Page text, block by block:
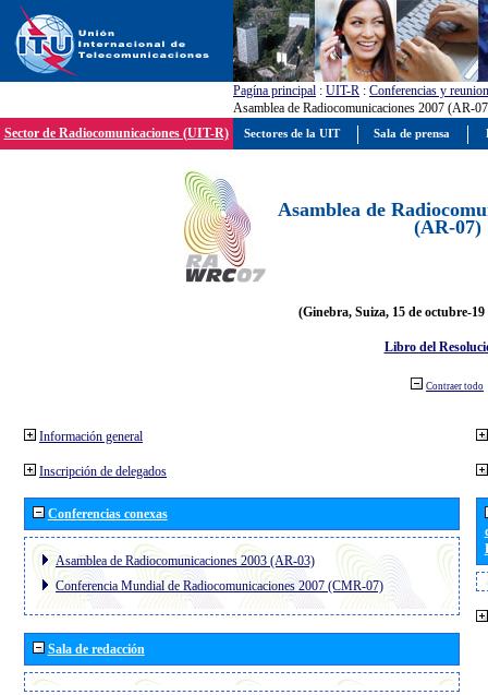
Pagína principal : UIT-R : Conferencias y
Asamblea de Radiocomunicaciones 2007 (AR-
Sector de Radiocomunicaciones (UIT-R)
Asamblea de
(AR-07)
(Ginebra, Suiza, 15 de octubre-19
Libro del
Contraer todo
Información general
Inscripción de delegados
Conferencias conexas
Asamblea de Radiocomunicaciones 2003 (AR-03)
Conferencia Mundial de Radiocomunicaciones 2007 (CMR-07)
Sala de redacción
Sectores de la UIT Sala de prensa